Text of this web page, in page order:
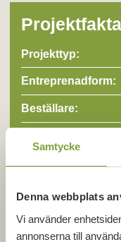
Samtycke
Denna webbplats
Vi använder
annonserna till
Projektfakta
Projekttyp:
Entreprenad­form:
Beställare: